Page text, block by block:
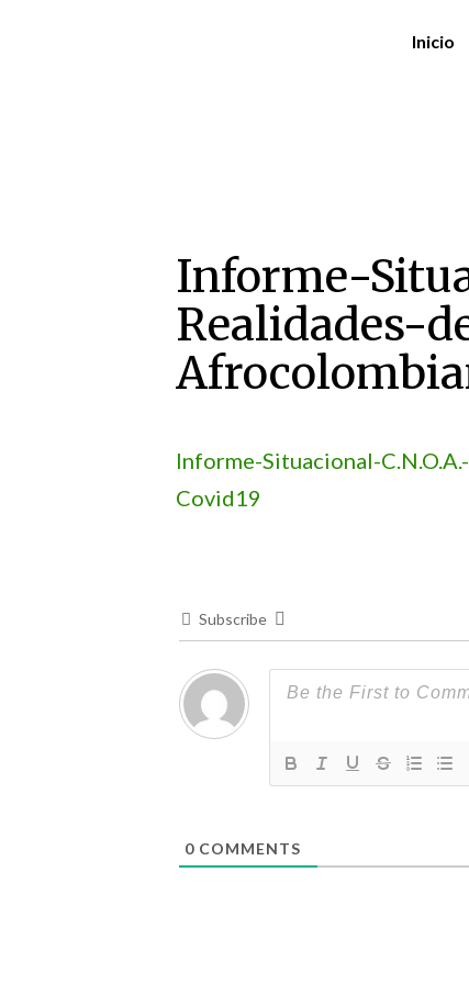
Inicio
Informe-
Realidades-
Informe-Situacional-
Covid19
Subscribe
0COMMENTS